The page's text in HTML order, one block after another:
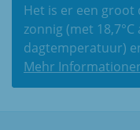
Het is er een groot
zonnig (met
dagtemperatuur)
weten veel
staat bekend om
Mehr